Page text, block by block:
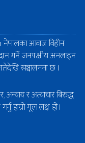
नेपालका आवाज विहीन
गर्ने जनपक्षीय अनलाइन
सञ्चालनमा छ ।
अन्याय र अत्याचार बिरुद्ध
हाम्रो मूल लक्ष हो।